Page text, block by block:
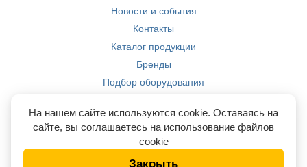
Новости и события
Контакты
Каталог продукции
Бренды
Подбор оборудования
Компетенции
На нашем сайте используются cookie. Оставаясь на
сайте, вы соглашаетесь на использование файлов
cookie
Закрыть